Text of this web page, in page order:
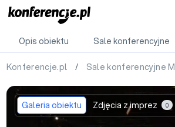
Opis obiektu Sale konferencyjne
Konferencje.pl / Sale konferencyjne
Galeria obiektu Zdjęcia z imprez 0